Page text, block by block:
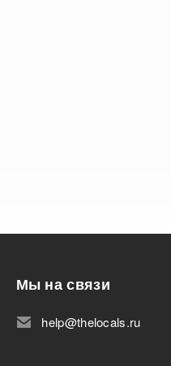
Мы на связи
help@thelocals.ru